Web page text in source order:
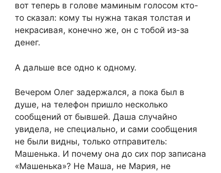
вот теперь в голове маминым голосом кто-
то сказал: кому ты нужна такая толстая и
некрасивая, конечно же, он с тобой из-за
денег.
А дальше все одно к одному.
Вечером Олег задержался, а пока был в
душе, на телефон пришло несколько
сообщений от бывшей. Даша случайно
увидела, не специально, и сами сообщения
не были видны, только отправитель:
Машенька. И почему она до сих пор записана
«Машенька»? Не Маша, не Мария, не